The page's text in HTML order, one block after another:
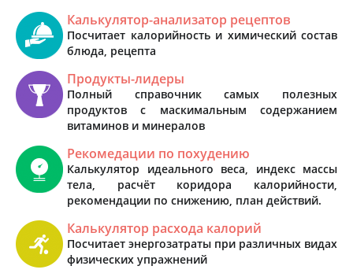
Калькулятор-анализатор рецептов
Посчитает калорийность и химический состав
блюда, рецепта
Продукты-лидеры
Полный справочник самых полезных
продуктов с маскимальным содержанием
витаминов и минералов
Рекомедации по похудению
Калькулятор идеального веса, индекс массы
тела, расчёт коридора калорийности,
рекомендации по снижению, план действий.
Калькулятор расхода калорий
Посчитает энергозатраты при различных видах
физических упражнений